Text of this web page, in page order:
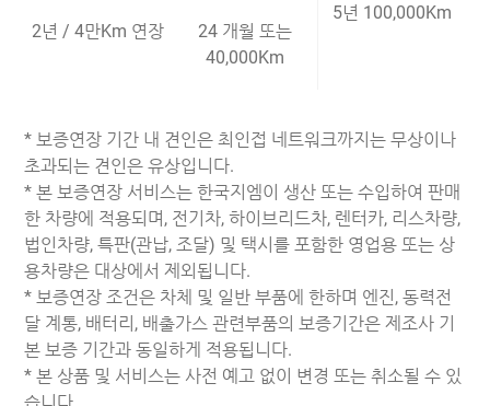
2년 / 4만Km 연장
24 개월 또는
40,000Km
5년 100,000Km
* 보증연장 기간 내 견인은 최인접 네트워크까지는 무상이나
초과되는 견인은 유상입니다.
* 본 보증연장 서비스는 한국지엠이 생산 또는 수입하여 판매
한 차량에 적용되며, 전기차, 하이브리드차, 렌터카, 리스차량,
법인차량, 특판(관납, 조달) 및 택시를 포함한 영업용 또는 상
용차량은 대상에서 제외됩니다.
* 보증연장 조건은 차체 및 일반 부품에 한하며 엔진, 동력전
달 계통, 배터리, 배출가스 관련부품의 보증기간은 제조사 기
본 보증 기간과 동일하게 적용됩니다.
* 본 상품 및 서비스는 사전 예고 없이 변경 또는 취소될 수 있